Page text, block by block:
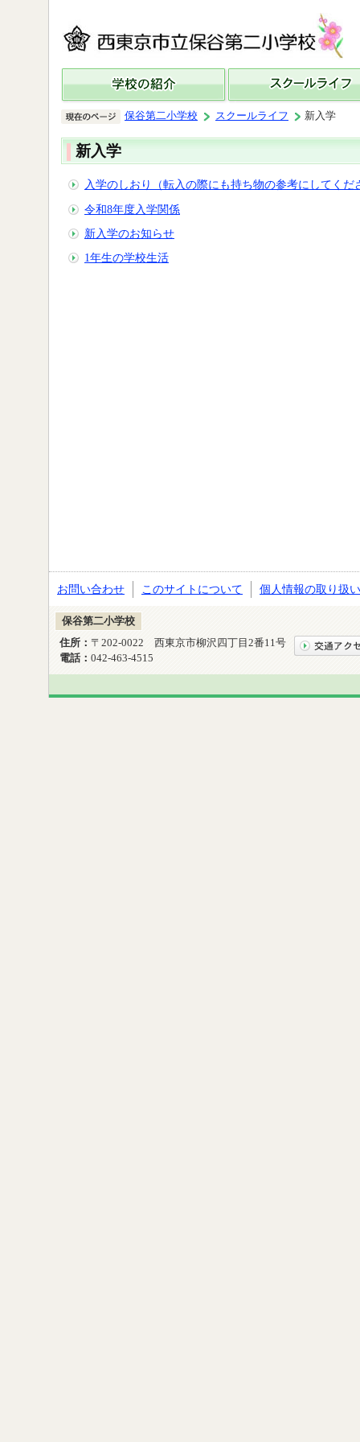
保谷第二小学校 スクールライフ 新入学
新入学
入学のしおり（転入の際にも持ち物の参考にしてくだ
令和8年度入学関係
新入学のお知らせ
1年生の学校生活
お問い合わせ このサイトについて 個人情報の取り扱い
保谷第二小学校
住所： 〒202-0022 西東京市柳沢四丁目2番11号
電話： 042-463-4515